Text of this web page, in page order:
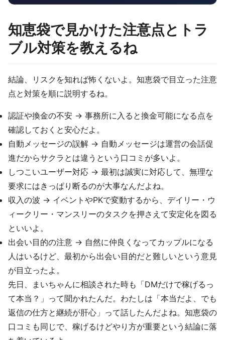
知恵袋で見かけた注意点とトラ
ブル対策を教えるね
結論、リスクを知れば怖くないよ。知恵袋で目立った注意
点と対策を順に説明するね。
認証や換金の不安 → 事務所に入ると換金可能になる点を
確認しておくと安心だよ。
自動メッセージの誤解 → 自動メッセージは運営の会話促
進だからサクラとは違うという口コミが多いよ。
しつこいユーザー対応 → 最初は誠実に対応して、無理な
要求にはきっぱり断るのが大事なんだよね。
収入の波 → イベントやPKで変動するから、デイリー・ウ
ィークリー・マンスリーのタスクを押さえて安定化を図る
といいよ。
出会い目的の注意 → 自然に仲良くなってカップルになる
人はいるけど、最初から出会い目的だと難しいという意見
が目立ったよ。
先日、まいちゃんに相談された時も「DMだけで稼げるっ
て本当？」って聞かれたんだ。わたしは「本当だよ、でも
返信の仕方と継続が肝心」って話したんだよね。知恵袋の
口コミも同じで、稼げるけどやり方が重要という結論に落